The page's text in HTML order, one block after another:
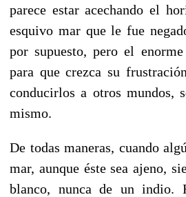
parece estar acechando el
esquivo mar que le fue
por supuesto, pero el
para que crezca su
conducirlos a otros mundos,
mismo.
De todas maneras, cuando
mar, aunque éste sea ajeno,
blanco, nunca de un indio.